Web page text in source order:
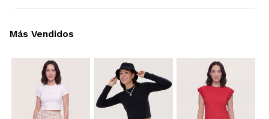
Más Vendidos